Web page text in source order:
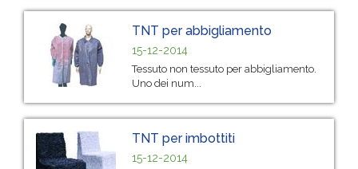
TNT per abbigliamento
15-12-2014
Tessuto non tessuto per abbigliamento.
Uno dei num...
TNT per imbottiti
15-12-2014